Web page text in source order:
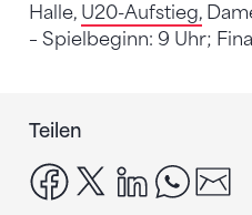
Halle, U20-Aufstieg,
– Spielbeginn: 9 Uhr;
Teilen
facebook
x linkedin